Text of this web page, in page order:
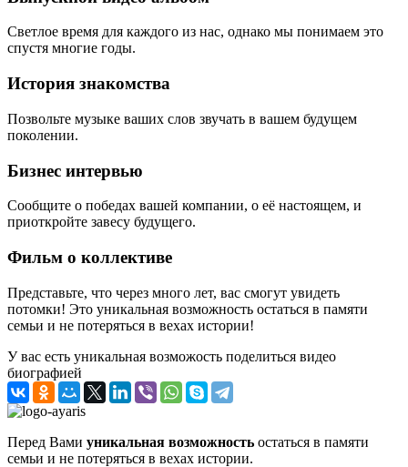
Светлое время для каждого из нас, однако мы понимаем это
спустя многие годы.
История знакомства
Позвольте музыке ваших слов звучать в вашем будущем
поколении.
Бизнес интервью
Сообщите о победах вашей компании, о её настоящем, и
приоткройте завесу будущего.
Фильм о коллективе
Представьте, что через много лет, вас смогут увидеть
потомки! Это уникальная возможность остаться в памяти
семьи и не потеряться в вехах истории!
У вас есть уникальная возможость поделиться видео
биографией
Перед Вами уникальная возможность остаться в памяти
семьи и не потеряться в вехах истории.